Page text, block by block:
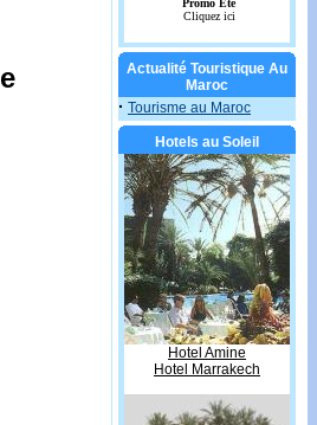
Actualité Touristique Au
Maroc
· Tourisme au Maroc
Hotels au Soleil
Hotel Amine
Hotel Marrakech